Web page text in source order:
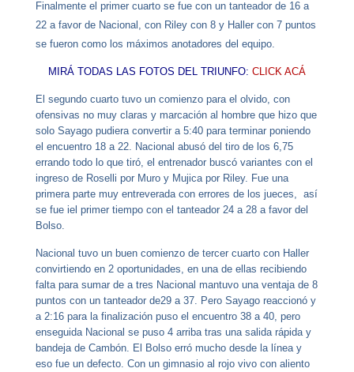
Finalmente el primer cuarto se fue con un tanteador de 16 a
22 a favor de Nacional, con Riley con 8 y Haller con 7 puntos
se fueron como los máximos anotadores del equipo.
MIRÁ TODAS LAS FOTOS DEL TRIUNFO: CLICK ACÁ
El segundo cuarto tuvo un comienzo para el olvido, con
ofensivas no muy claras y marcación al hombre que hizo que
solo Sayago pudiera convertir a 5:40 para terminar poniendo
el encuentro 18 a 22. Nacional abusó del tiro de los 6,75
errando todo lo que tiró, el entrenador buscó variantes con el
ingreso de Roselli por Muro y Mujica por Riley. Fue una
primera partemuy entreverada con errores de los jueces, así
se fue iel primer tiempo con el tanteador 24 a 28 a favor del
Bolso.
Nacional tuvo un buen comienzo de tercer cuarto con Haller
convirtiendo en 2 oportunidades, en una de ellas recibiendo
falta para sumar de a tres Nacional mantuvo una ventaja de 8
puntos con un tanteador de29 a 37. Pero Sayago reaccionó y
a 2:16 para la finalización puso el encuentro 38 a 40, pero
enseguida Nacional se puso 4 arriba tras una salida rápida y
bandeja de Cambón. El Bolso erró mucho desde la línea y
eso fue un defecto. Con un gimnasio al rojo vivo con aliento